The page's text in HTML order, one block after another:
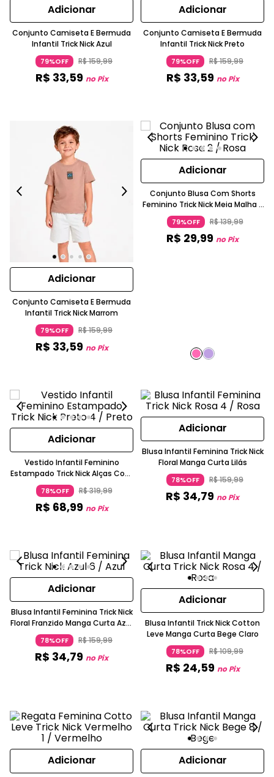
Adicionar
Conjunto Camiseta E Bermuda
Infantil Trick Nick Azul
79%OFF R$159,99
R$ 33,59 no Pix
Adicionar
Conjunto Camiseta E Bermuda
Infantil Trick Nick Preto
79%OFF R$159,99
R$ 33,59 no Pix
Adicionar
Conjunto Camiseta E Bermuda
Infantil Trick Nick Marrom
79%OFF R$159,99
R$ 33,59 no Pix
Adicionar
Conjunto Blusa Com Shorts
Feminino Trick Nick Meia Malha E
Popeline Manga Curta Lilás
79%OFF R$139,99
R$ 29,99 no Pix
Adicionar
Vestido Infantil Feminino
Estampado Trick Nick Alças Com
Babados Viscose Modera Saia
Ampla Floral
78%OFF R$319,99
R$ 68,99 no Pix
Adicionar
Blusa Infantil Feminina Trick Nick
Floral Manga Curta Lilás
78%OFF R$159,99
R$ 34,79 no Pix
Adicionar
Blusa Infantil Feminina Trick Nick
Floral Franzido Manga Curta Azul
Marinho
78%OFF R$159,99
R$ 34,79 no Pix
Adicionar
Blusa Infantil Trick Nick Cotton
Leve Manga Curta Bege Claro
78%OFF R$109,99
R$ 24,59 no Pix
Adicionar Adicionar